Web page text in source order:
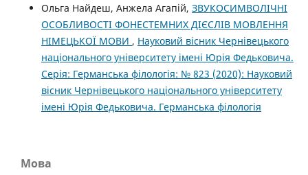
Ольга Найдеш, Анжела Агапій, ЗВУКОСИМВОЛІЧНІ
ОСОБЛИВОСТІ ФОНЕСТЕМНИХ ДІЄСЛІВ МОВЛЕННЯ
НІМЕЦЬКОЇ МОВИ , Науковий вісник Чернівецького
національного університету імені Юрія Федьковича.
Серія: Германська філологія: № 823 (2020): Науковий
вісник Чернівецького національного університету
імені Юрія Федьковича. Германська філологія
Мова